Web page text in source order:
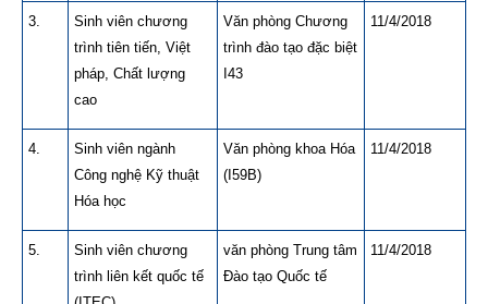
3.
Sinh viên chương
trình tiên tiến, Việt
pháp, Chất lượng
cao
Văn phòng Chương
trình đào tạo đặc biệt
I43
11/4/2018
4.
Sinh viên ngành
Công nghệ Kỹ thuật
Hóa học
Văn phòng khoa Hóa
(I59B)
11/4/2018
5.
Sinh viên chương
trình liên kết quốc tế
văn phòng Trung tâm
Đào tạo Quốc tế
11/4/2018